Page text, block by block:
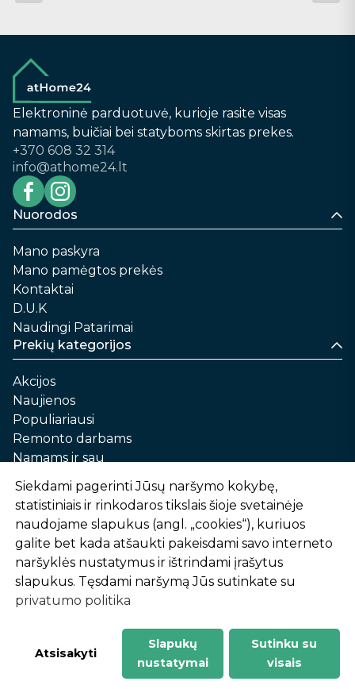
Elektroninė parduotuvė, kurioje rasite visas
namams, buičiai bei statyboms skirtas prekes.
+370 608 32 314
info@athome24.lt
Nuorodos
Mano paskyra
Mano pamėgtos prekės
Kontaktai
D.U.K
Naudingi Patarimai
Prekių kategorijos
Akcijos
Naujienos
Populiariausi
Remonto darbams
Namams ir sau
Automobilių priežiūrai
Sodui ir daržui
Informacija
Apie mus
Prekių pirkimo – pardavimo taisyklės
Prekių pristatymas ir atsiėmimas
Garantinis aptarnavimas ir prekių grąžinimas
Privatumo politika
AtHome24.lt © 2026 Visos teisės saugomos
-
1
2
%
n
u
o
l
a
i
d
a
Siekdami pagerinti Jūsų naršymo kokybę,
statistiniais ir rinkodaros tikslais šioje svetainėje
naudojame slapukus (angl. „cookies“), kuriuos
galite bet kada atšaukti pakeisdami savo interneto
naršyklės nustatymus ir ištrindami įrašytus
slapukus. Tęsdami naršymą Jūs sutinkate su
privatumo politika
Atsisakyti
Slapukų
nustatymai
Sutinku su
visais